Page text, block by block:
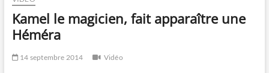
Kamel le magicien, fait apparaître une
Héméra
14 septembre 2014 Vidéo